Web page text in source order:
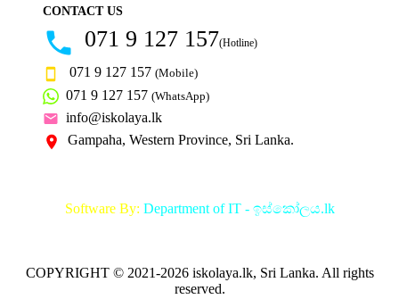
CONTACT US
071 9 127 157(Hotline)
071 9 127 157 (Mobile)
071 9 127 157 (WhatsApp)
info@iskolaya.lk
Gampaha, Western Province, Sri Lanka.
Software By: Department of IT - ඉස්කෝලය.lk
COPYRIGHT © 2021-2026 iskolaya.lk, Sri Lanka. All rights
reserved.